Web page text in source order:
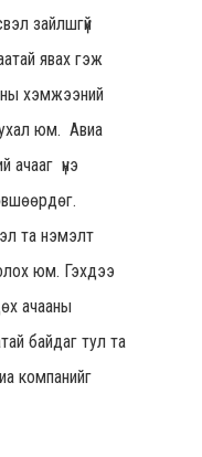
зайлшгүй
явах гэж
хэмжээний
юм. Авиа
ачааг үнэ
та нэмэлт
юм. Гэхдээ
ачааны
байдаг тул та
компанийг